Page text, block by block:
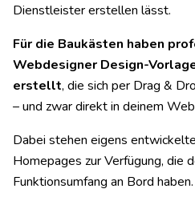
Dienstleister erstellen lässt.
Für die Baukästen haben
Webdesigner Design-
erstellt, die sich per Drag &
– und zwar direkt in deinem
Dabei stehen eigens
Homepages zur Verfügung, die
Funktionsumfang an Bord haben.